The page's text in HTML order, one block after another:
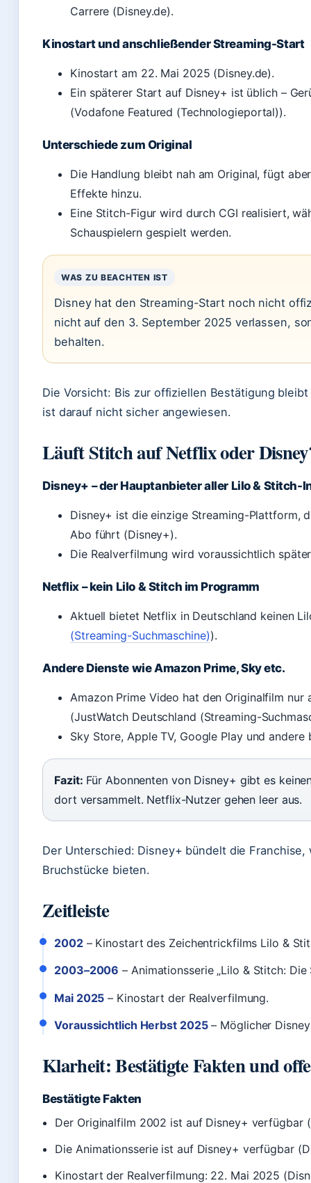
Carrere (Disney.de).
Kinostart und anschließender Streaming-Start
Kinostart am 22. Mai 2025 (Disney.de).
Ein späterer Start auf Disney+ ist üblich –
(Vodafone Featured (Technologieportal)).
Unterschiede zum Original
Die Handlung bleibt nah am Original, fügt
Effekte hinzu.
Eine Stitch-Figur wird durch CGI realisiert,
Schauspielern gespielt werden.
WAS ZU BEACHTEN IST
Disney hat den Streaming-Start noch nicht
nicht auf den 3. September 2025 verlassen,
behalten.
Die Vorsicht: Bis zur offiziellen Bestätigung
ist darauf nicht sicher angewiesen.
Läuft Stitch auf Netflix oder
Disney+ – der Hauptanbieter aller Lilo & Stitch-
Disney+ ist die einzige Streaming-Plattform,
Abo führt (Disney+).
Die Realverfilmung wird voraussichtlich
Netflix – kein Lilo & Stitch im Programm
Aktuell bietet Netflix in Deutschland keinen
(Streaming-Suchmaschine)).
Andere Dienste wie Amazon Prime, Sky etc.
Amazon Prime Video hat den Originalfilm
(JustWatch Deutschland (Streaming-
Sky Store, Apple TV, Google Play und
Fazit: Für Abonnenten von Disney+ gibt es
dort versammelt. Netflix-Nutzer gehen leer aus.
Der Unterschied: Disney+ bündelt die
Bruchstücke bieten.
Zeitleiste
2002– Kinostart des Zeichentrickfilms Lilo &
2003–2006 – Animationsserie „Lilo & Stitch: Die
Mai 2025 – Kinostart der Realverfilmung.
Voraussichtlich Herbst 2025– Möglicher
Klarheit: Bestätigte Fakten und
Bestätigte Fakten
Der Originalfilm 2002 ist auf Disney+ verfügbar
Die Animationsserie ist auf Disney+ verfügbar
Kinostart der Realverfilmung: 22. Mai 2025